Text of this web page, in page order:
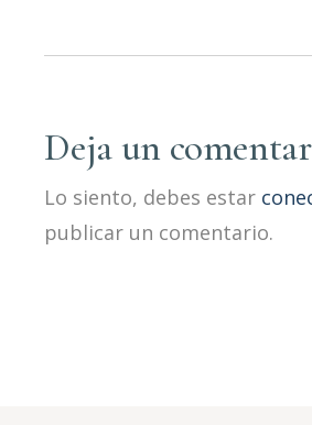
Deja un
Lo siento, debes estar
publicar un comentario.